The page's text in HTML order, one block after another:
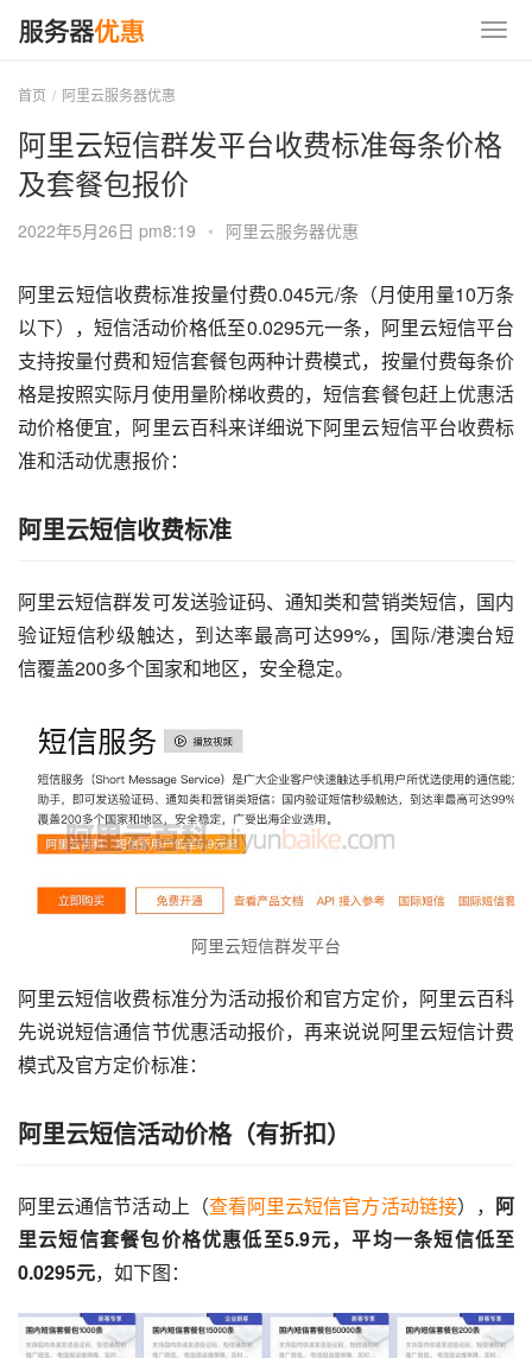
首页 阿里云服务器优惠
阿里云短信群发平台收费标准每条价格
及套餐包报价
2022年5月26日 pm8:19 • 阿里云服务器优惠
阿里云短信收费标准按量付费0.045元/条（月使用量10万条
以下），短信活动价格低至0.0295元一条，阿里云短信平台
支持按量付费和短信套餐包两种计费模式，按量付费每条价
格是按照实际月使用量阶梯收费的，短信套餐包赶上优惠活
动价格便宜，阿里云百科来详细说下阿里云短信平台收费标
准和活动优惠报价：
阿里云短信收费标准
阿里云短信群发可发送验证码、通知类和营销类短信，国内
验证短信秒级触达，到达率最高可达99%，国际/港澳台短
信覆盖200多个国家和地区，安全稳定。
阿里云短信群发平台
阿里云短信收费标准分为活动报价和官方定价，阿里云百科
先说说短信通信节优惠活动报价，再来说说阿里云短信计费
模式及官方定价标准：
阿里云短信活动价格（有折扣）
阿里云通信节活动上（查看阿里云短信官方活动链接）， 阿
里云短信套餐包价格优惠低至5.9元，平均一条短信低至
0.0295元，如下图：